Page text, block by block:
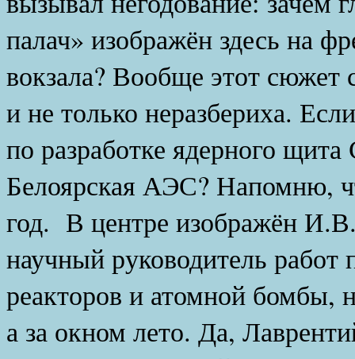
палач» изображён здесь на
вокзала? Вообще этот сюжет
и не только неразбериха.
по разработке ядерного
Белоярская АЭС? Напомню,
год. В центре изображён
научный руководитель
реакторов и атомной бомбы,
а за окном лето. Да,